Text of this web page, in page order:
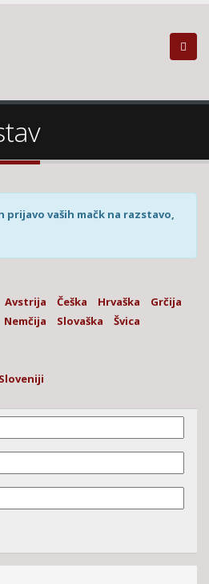
vaših mačk na razstavo,
Avstrija Češka Hrvaška
Grčija
Nemčija Slovaška
Švica